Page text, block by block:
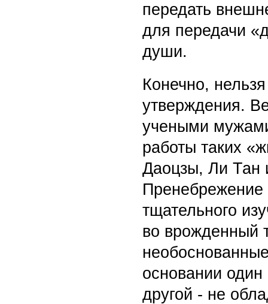
передать
для передачи
души.
Конечно,
утверждения.
учеными
работы таких
Даоцзы, Ли Тан
Пренебрежение
тщательного
во врожденный
основании
другой - не